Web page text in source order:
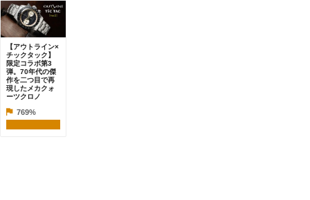
【アウトライン×
チックタック】
限定コラボ第3
弾。70年代の傑
作を二つ目で再
現したメカクォ
ーツクロノ
769%